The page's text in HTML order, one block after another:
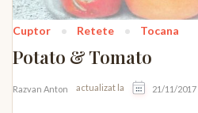
Cuptor Retete Tocana
Potato & Tomato
Razvan Anton actualizat la 21/11/2017